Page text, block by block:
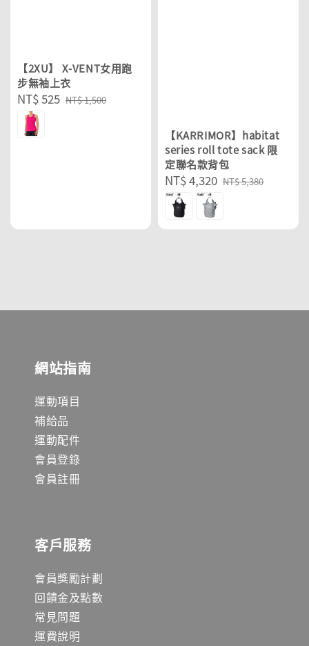
【2XU】 X-VENT女用跑
步無袖上衣
Sale
price
NT$ 525 Regular
NT$ 1,500
【KARRIMOR】habitat
series roll tote sack 限
定聯名款背包
Sale
price
NT$ 4,320 Regular
NT$ 5,380
網站指南
運動項目
補給品
運動配件
會員登錄
會員註冊
客戶服務
會員獎勵計劃
回饋金及點數
常見問題
運費說明